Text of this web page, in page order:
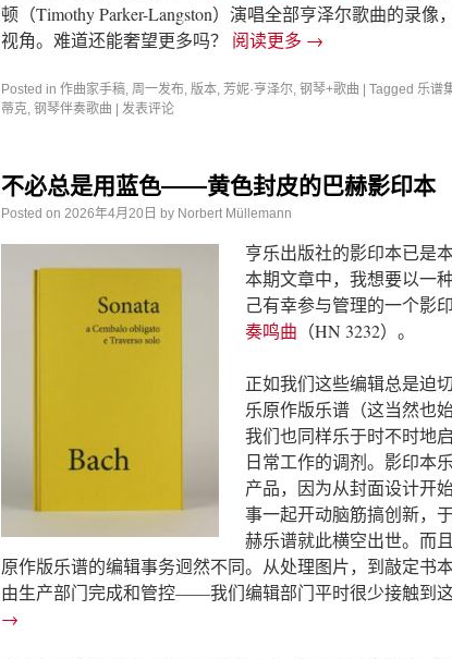
顿（Timothy Parker-Langston）演唱全部亨泽尔歌曲的录
视角。难道还能奢望更多吗？ 阅读更多 →
Posted in 作曲家手稿, 周一发布, 版本, 芳妮·亨泽尔, 钢琴+歌曲 Tagged 乐谱
蒂克, 钢琴伴奏歌曲 发表评论
不必总是用蓝色——黄色封皮的巴赫影印本
Posted on 2026年4月20日 by Norbert Müllemann
亨乐出版社的影印本已是
本期文章中，我想要以一
己有幸参与管理的一个
奏鸣曲 （HN 3232）。
正如我们这些编辑总是迫
乐原作版乐谱（这当然也
我们也同样乐于时不时地
日常工作的调剂。影印本
产品，因为从封面设计开
事一起开动脑筋搞创新，
赫乐谱就此横空出世。而
原作版乐谱的编辑事务迥然不同。从处理图片，到敲定书
由生产部门完成和管控——我们编辑部门平时很少接触到
→